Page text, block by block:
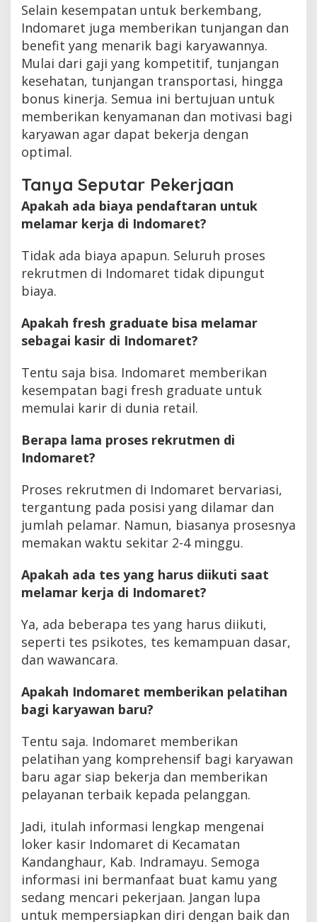
Selain kesempatan untuk berkembang,
Indomaret juga memberikan tunjangan dan
benefit yang menarik bagi karyawannya.
Mulai dari gaji yang kompetitif, tunjangan
kesehatan, tunjangan transportasi, hingga
bonus kinerja. Semua ini bertujuan untuk
memberikan kenyamanan dan motivasi bagi
karyawan agar dapat bekerja dengan
optimal.
Tanya Seputar Pekerjaan
Apakah ada biaya pendaftaran untuk
melamar kerja di Indomaret?
Tidak ada biaya apapun. Seluruh proses
rekrutmen di Indomaret tidak dipungut
biaya.
Apakah fresh graduate bisa melamar
sebagai kasir di Indomaret?
Tentu saja bisa. Indomaret memberikan
kesempatan bagi fresh graduate untuk
memulai karir di dunia retail.
Berapa lama proses rekrutmen di
Indomaret?
Proses rekrutmen di Indomaret bervariasi,
tergantung pada posisi yang dilamar dan
jumlah pelamar. Namun, biasanya prosesnya
memakan waktu sekitar 2-4 minggu.
Apakah ada tes yang harus diikuti saat
melamar kerja di Indomaret?
Ya, ada beberapa tes yang harus diikuti,
seperti tes psikotes, tes kemampuan dasar,
dan wawancara.
Apakah Indomaret memberikan pelatihan
bagi karyawan baru?
Tentu saja. Indomaret memberikan
pelatihan yang komprehensif bagi karyawan
baru agar siap bekerja dan memberikan
pelayanan terbaik kepada pelanggan.
Jadi, itulah informasi lengkap mengenai
loker kasir Indomaret di Kecamatan
Kandanghaur, Kab. Indramayu. Semoga
informasi ini bermanfaat buat kamu yang
sedang mencari pekerjaan. Jangan lupa
untuk mempersiapkan diri dengan baik dan